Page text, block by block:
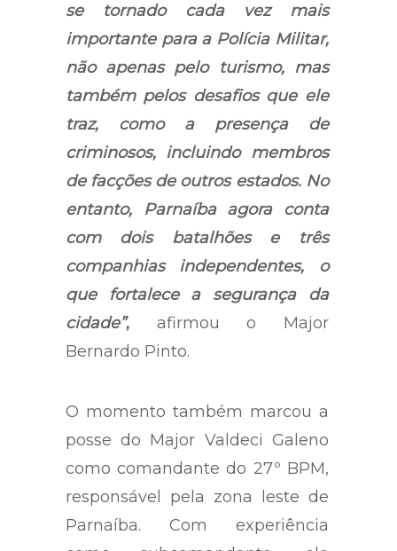
se tornado cada vez mais
importante para a Polícia Militar,
não apenas pelo turismo, mas
também pelos desafios que ele
traz, como a presença de
criminosos, incluindo membros
de facções de outros estados. No
entanto, Parnaíba agora conta
com dois batalhões e três
companhias independentes, o
que fortalece a segurança da
cidade”, afirmou o Major
Bernardo Pinto.
O momento também marcou a
posse do Major Valdeci Galeno
como comandante do 27º BPM,
responsável pela zona leste de
Parnaíba. Com experiência